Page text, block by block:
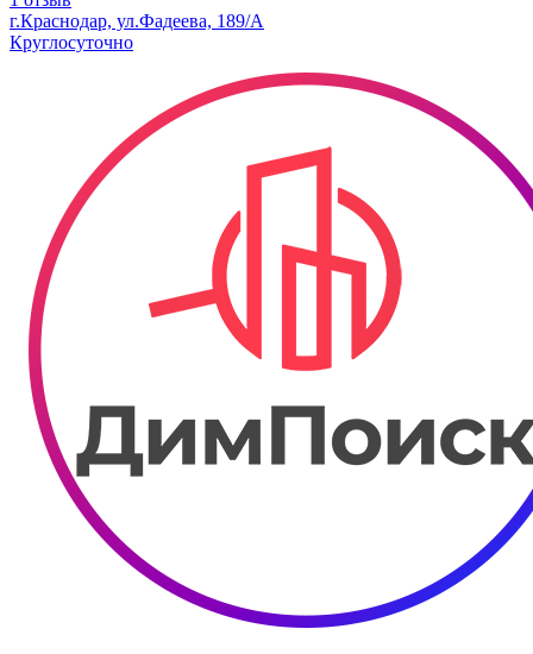
г.Краснодар, ул.Фадеева, 189/А
Круглосуточно